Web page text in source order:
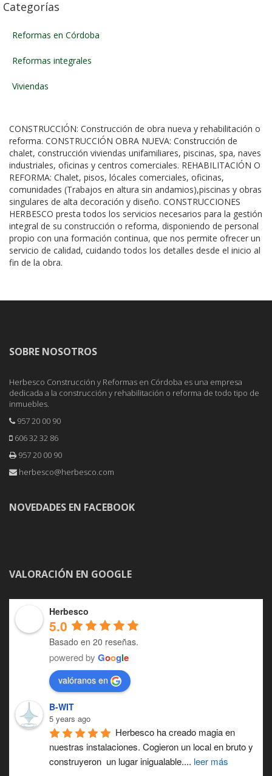
Categorías
Reformas en Córdoba
Reformas integrales
Viviendas
CONSTRUCCIÓN: Construcción de obra nueva y rehabilitación o
reforma. CONSTRUCCIÓN OBRA NUEVA: Construcción de
chalet, construcción viviendas unifamiliares, piscinas, spa, naves
industriales, oficinas y centros comerciales. REHABILITACIÓN O
REFORMA: Chalet, pisos, lócales comerciales, oficinas,
comunidades (Trabajos en altura sin andamios),piscinas y obras
singulares de alta decoración y diseño. CONSTRUCCIONES
HERBESCO presta todos los servicios necesarios para la gestión
integral de su construcción o reforma, disponiendo de personal
propio con una formación continua, que nos permite ofrecer un
servicio de calidad, cuidando todos los detalles desde el inicio al
fin de la obra.
SOBRE NOSOTROS
Herbesco Construcción y Reformas en Córdoba es una empresa
dedicada a la construcción y rehabilitación o reforma de todo tipo de
inmuebles.
957 20 00 90
606 32 32 86
957 20 00 90
herbesco@herbesco.com
NOVEDADES EN FACEBOOK
VALORACIÓN EN GOOGLE
Herbesco
5.0
Basado en 20 reseñas.
powered by Google
valóranos en
B-WIT
5 years ago
Herbesco ha creado magia en
nuestras instalaciones. Cogieron un local en bruto y
construyeron  un lugar inigualable.... leer más